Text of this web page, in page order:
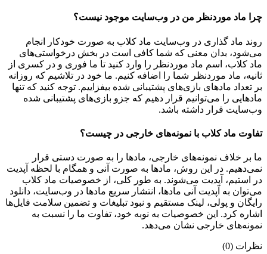
چرا ماد موردنظر من در وب‌سایت موجود نیست؟
روند ماد گذاری در وب‌سایت ماد کلاب به صورت خودکار انجام
می‌شود، بدان معنی که شما کافی است در بخش درخواستی‌های
ماد کلاب، اسم ماد موردنظر را وارد کنید تا ما فوری و در کسری از
ثانیه، ماد موردنظر شما را اضافه کنیم. ما خود در تلاشیم که روزانه
بر تعداد مادهای بازی‌های پشتیبانی شده بیفزاییم. توجه کنید که تنها
مادهایی را می‌توانیم قرار دهیم که جزو بازی‌های پشتیبانی شده
وب‌سایت قرار داشته باشد.
تفاوت ماد کلاب با نمونه‌های خارجی در چیست؟
ما بر خلاف نمونه‌های خارجی، مادها را به صورت دستی قرار
نمی‌دهیم. در این روش، مادها به صورت آنی و همگام با لحظه آپدیت
در استیم، آپدیت می‌شوند. به طور کلی، از خصوصیات ماد کلاب
می‌‌توان به آپدیت آنی مادها، انتشار سریع مادها در وب‌سایت، دانلود
رایگان و پولی، لینک مستقیم و نبود تبلیغات و تضمین سلامت فایل‌ها
اشاره کرد. این خصوصیات به نوبه خود، تفاوت ما را نسبت به
نمونه‌های خارجی نشان می‌دهد.
نظرات (0)